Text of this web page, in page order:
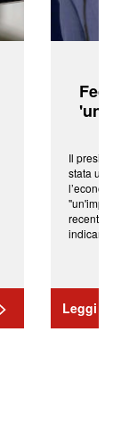
Fed:
'una
Il
stata una
l’economia
recenti
indicano
Leggi di